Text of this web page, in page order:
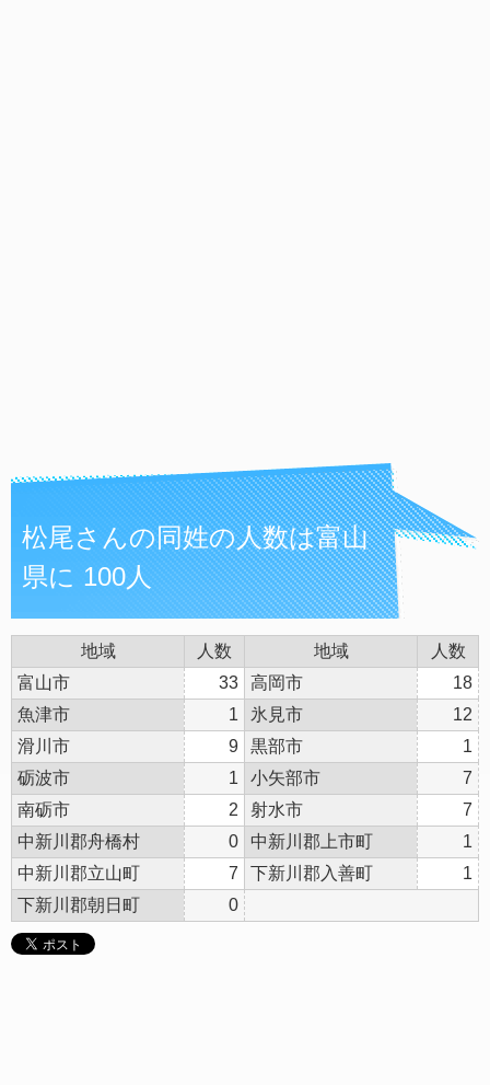
松尾さんの同姓の人数は富山
県に 100人
地域 人数 地域
人数
富山市
33 高岡市
18
魚津市
1 氷見市
12
滑川市
9 黒部市
1
砺波市
1 小矢部市
7
南砺市
2 射水市
7
中新川郡舟橋村
0 中新川郡上市町
1
中新川郡立山町
7 下新川郡入善町
1
下新川郡朝日町
0